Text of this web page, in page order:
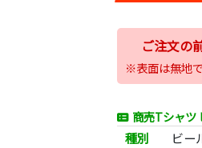
ご注文の
※表面は無地
商売Tシャツ
種別
ビー